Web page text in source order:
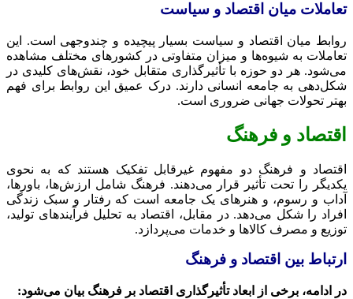
تعاملات میان اقتصاد و سیاست
روابط میان اقتصاد و سیاست بسیار پیچیده و چندوجهی است. این
تعاملات به شیوه‌ها و میزان متفاوتی در کشورهای مختلف مشاهده
می‌شود. هر دو حوزه با تأثیرگذاری متقابل خود، نقش‌های کلیدی در
شکل‌دهی به جامعه انسانی دارند. درک عمیق این روابط برای فهم
بهتر تحولات جهانی ضروری است.
اقتصاد و فرهنگ
اقتصاد و فرهنگ دو مفهوم غیرقابل تفکیک هستند که به نحوی
یکدیگر را تحت تأثیر قرار می‌دهند. فرهنگ شامل ارزش‌ها، باورها،
آداب و رسوم، و هنرهای یک جامعه است که رفتار و سبک زندگی
افراد را شکل می‌دهد. در مقابل، اقتصاد به تحلیل فرآیندهای تولید،
توزیع و مصرف کالاها و خدمات می‌پردازد.
ارتباط بین اقتصاد و فرهنگ
در ادامه، برخی از ابعاد تأثیرگذاری اقتصاد بر فرهنگ بیان می‌شود: